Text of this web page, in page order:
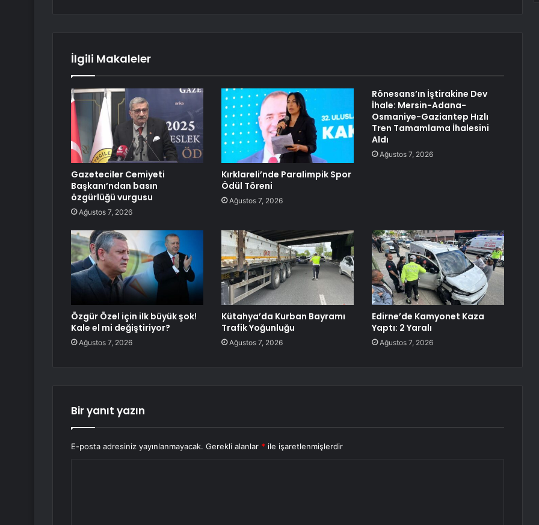
İlgili Makaleler
Gazeteciler Cemiyeti
Başkanı’ndan basın
özgürlüğü vurgusu
Ağustos 7, 2026
Kırklareli’nde Paralimpik Spor
Ödül Töreni
Ağustos 7, 2026
Rönesans’ın İştirakine Dev
İhale: Mersin-Adana-
Osmaniye-Gaziantep Hızlı
Tren Tamamlama İhalesini
Aldı
Ağustos 7, 2026
Özgür Özel için ilk büyük şok!
Kale el mi değiştiriyor?
Ağustos 7, 2026
Kütahya’da Kurban Bayramı
Trafik Yoğunluğu
Ağustos 7, 2026
Edirne’de Kamyonet Kaza
Yaptı: 2 Yaralı
Ağustos 7, 2026
Bir yanıt yazın
E-posta adresiniz yayınlanmayacak. Gerekli alanlar * ile işaretlenmişlerdir